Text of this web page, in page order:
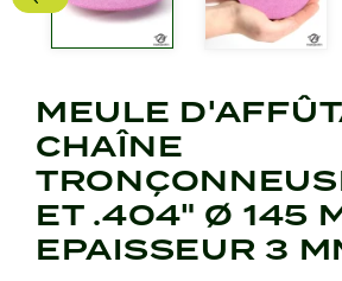
MEULE
CHAÎNE
ET .404" Ø 145
EPAISSEUR 3